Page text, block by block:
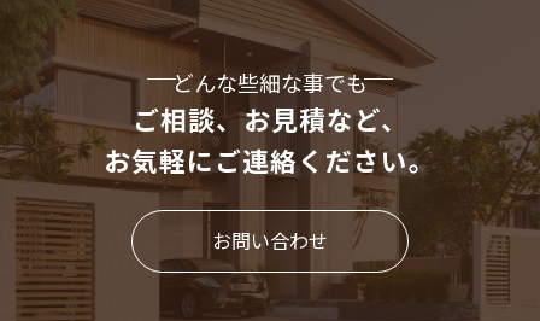
どんな些細な事でも
ご相談、お見積など、
お気軽にご連絡ください。
お問い合わせ